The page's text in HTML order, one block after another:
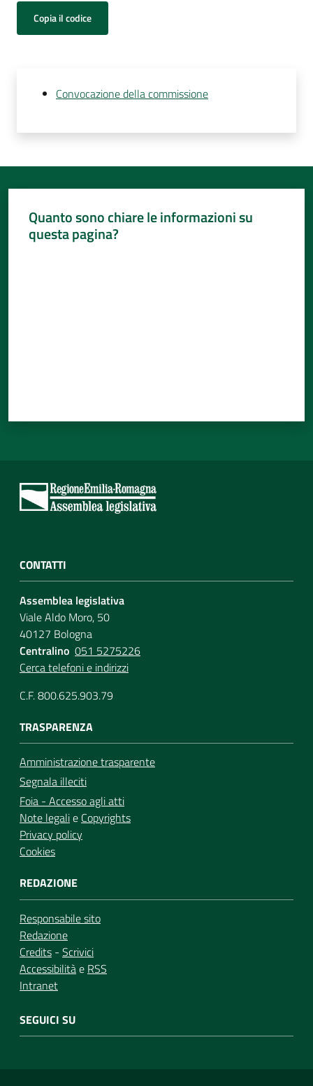
Copia il codice
Convocazione della commissione
Quanto sono chiare le informazioni su
questa pagina?
CONTATTI
Assemblea legislativa
Viale Aldo Moro, 50
40127 Bologna
Centralino 051 5275226
Cerca telefoni e indirizzi
C.F. 800.625.903.79
TRASPARENZA
Amministrazione trasparente
Segnala illeciti
Foia - Accesso agli atti
Note legalie Copyrights
Privacy policy
Cookies
REDAZIONE
Responsabile sito
Redazione
Credits - Scrivici
Accessibilitàe RSS
Intranet
SEGUICI SU